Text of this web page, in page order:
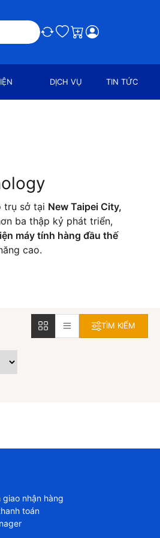
So sánh
Ưa thích
Giỏ hàng
DỊCH VỤ TIN TỨC
trụ sở tại New Taipei City,
ba thập kỷ phát triển,
máy tính hàng đầu thế
cao.
TÌM KIẾM
giao nhận hàng
toán